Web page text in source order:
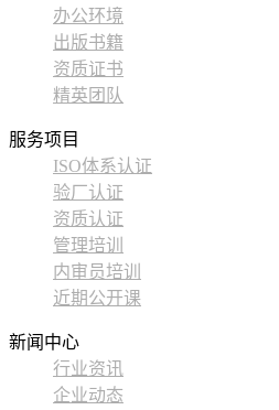
办公环境
出版书籍
资质证书
精英团队
服务项目
ISO体系认证
验厂认证
资质认证
管理培训
内审员培训
近期公开课
新闻中心
行业资讯
企业动态